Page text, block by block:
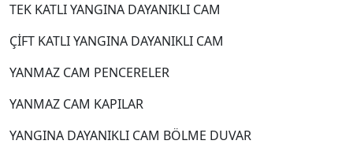
TEK KATLI YANGINA DAYANIKLI CAM
ÇİFT KATLI YANGINA DAYANIKLI CAM
YANMAZ CAM PENCERELER
YANMAZ CAM KAPILAR
YANGINA DAYANIKLI CAM BÖLME DUVAR